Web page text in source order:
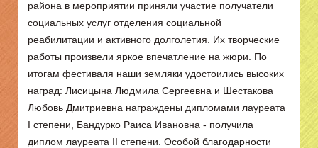
района в мероприятии приняли участие получатели
социальных услуг отделения социальной
реабилитации и активного долголетия. Их творческие
работы произвели яркое впечатление на жюри. По
итогам фестиваля наши земляки удостоились высоких
наград: Лисицына Людмила Сергеевна и Шестакова
Любовь Дмитриевна награждены дипломами лауреата
I степени, Бандурко Раиса Ивановна - получила
диплом лауреата II степени. Особой благодарности